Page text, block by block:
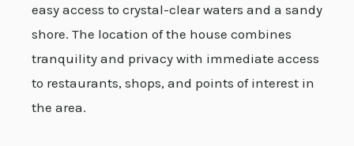
easy access to crystal-clear waters and a sandy
shore. The location of the house combines
tranquility and privacy with immediate access
to restaurants, shops, and points of interest in
the area.